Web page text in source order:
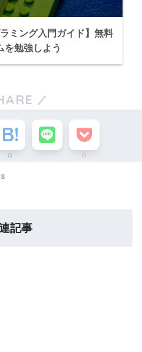
ミング入門ガイド】無料
を勉強しよう
0 0
記事